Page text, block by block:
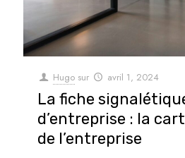
Hugo sur avril 1, 2024
La fiche
d’entreprise : la
de l’entreprise